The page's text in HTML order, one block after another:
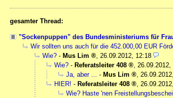
gesamter Thread:
"Sockenpuppen" des Bundesministeriums für
Wir sollten uns auch für die 452.000,00 EUR
Wie? - Mus Lim , 26.09.2012, 12:18
Wie? - Referatsleiter 408 , 26.09.2012,
Ja, aber ... - Mus Lim ,
HIER! - Referatsleiter 408 ,
Wie? Haste 'nen